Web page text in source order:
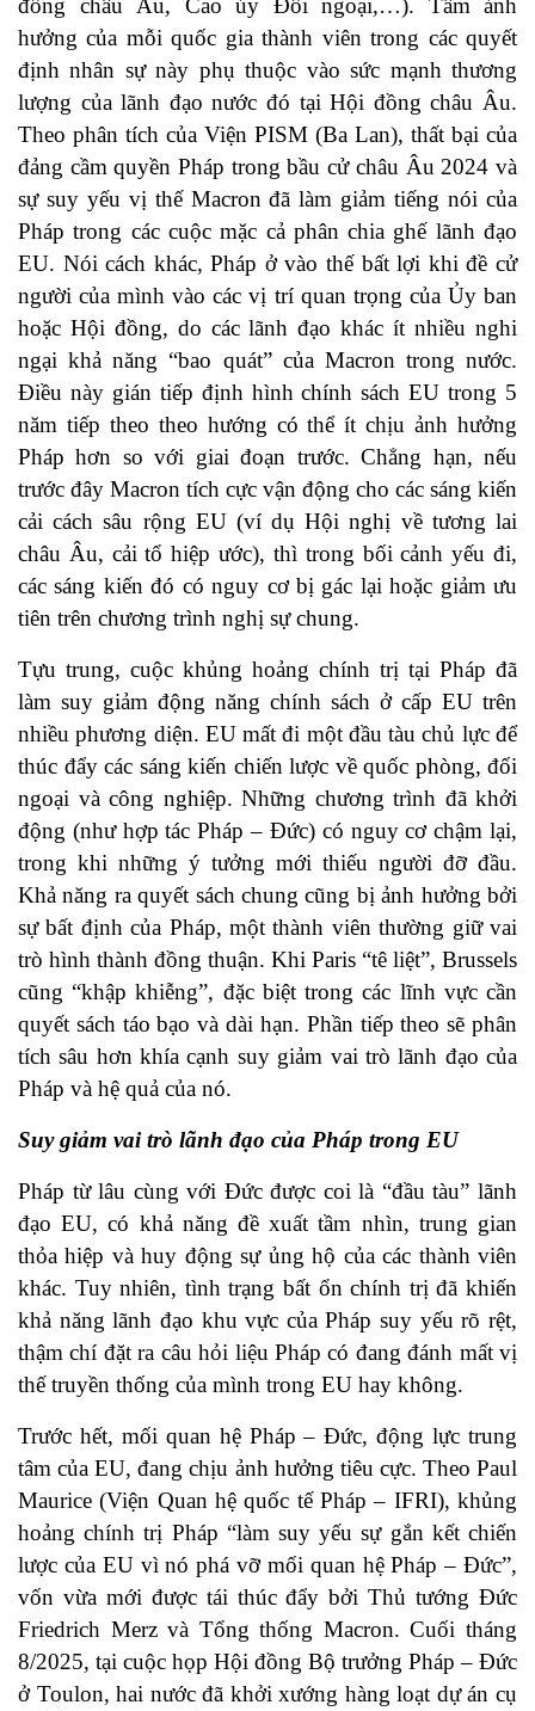
đồng châu Âu, Cao ủy Đối ngoại,…). Tầm ảnh
hưởng của mỗi quốc gia thành viên trong các quyết
định nhân sự này phụ thuộc vào sức mạnh thương
lượng của lãnh đạo nước đó tại Hội đồng châu Âu.
Theo phân tích của Viện PISM (Ba Lan), thất bại của
đảng cầm quyền Pháp trong bầu cử châu Âu 2024 và
sự suy yếu vị thế Macron đã làm giảm tiếng nói của
Pháp trong các cuộc mặc cả phân chia ghế lãnh đạo
EU. Nói cách khác, Pháp ở vào thế bất lợi khi đề cử
người của mình vào các vị trí quan trọng của Ủy ban
hoặc Hội đồng, do các lãnh đạo khác ít nhiều nghi
ngại khả năng “bao quát” của Macron trong nước.
Điều này gián tiếp định hình chính sách EU trong 5
năm tiếp theo theo hướng có thể ít chịu ảnh hưởng
Pháp hơn so với giai đoạn trước. Chẳng hạn, nếu
trước đây Macron tích cực vận động cho các sáng kiến
cải cách sâu rộng EU (ví dụ Hội nghị về tương lai
châu Âu, cải tổ hiệp ước), thì trong bối cảnh yếu đi,
các sáng kiến đó có nguy cơ bị gác lại hoặc giảm ưu
tiên trên chương trình nghị sự chung.
Tựu trung, cuộc khủng hoảng chính trị tại Pháp đã
làm suy giảm động năng chính sách ở cấp EU trên
nhiều phương diện. EU mất đi một đầu tàu chủ lực để
thúc đẩy các sáng kiến chiến lược về quốc phòng, đối
ngoại và công nghiệp. Những chương trình đã khởi
động (như hợp tác Pháp – Đức) có nguy cơ chậm lại,
trong khi những ý tưởng mới thiếu người đỡ đầu.
Khả năng ra quyết sách chung cũng bị ảnh hưởng bởi
sự bất định của Pháp, một thành viên thường giữ vai
trò hình thành đồng thuận. Khi Paris “tê liệt”, Brussels
cũng “khập khiễng”, đặc biệt trong các lĩnh vực cần
quyết sách táo bạo và dài hạn. Phần tiếp theo sẽ phân
tích sâu hơn khía cạnh suy giảm vai trò lãnh đạo của
Pháp và hệ quả của nó.
Suy giảm vai trò lãnh đạo của Pháp trong EU
Pháp từ lâu cùng với Đức được coi là “đầu tàu” lãnh
đạo EU, có khả năng đề xuất tầm nhìn, trung gian
thỏa hiệp và huy động sự ủng hộ của các thành viên
khác. Tuy nhiên, tình trạng bất ổn chính trị đã khiến
khả năng lãnh đạo khu vực của Pháp suy yếu rõ rệt,
thậm chí đặt ra câu hỏi liệu Pháp có đang đánh mất vị
thế truyền thống của mình trong EU hay không.
Trước hết, mối quan hệ Pháp – Đức, động lực trung
tâm của EU, đang chịu ảnh hưởng tiêu cực. Theo Paul
Maurice (Viện Quan hệ quốc tế Pháp – IFRI), khủng
hoảng chính trị Pháp “làm suy yếu sự gắn kết chiến
lược của EU vì nó phá vỡ mối quan hệ Pháp – Đức”,
vốn vừa mới được tái thúc đẩy bởi Thủ tướng Đức
Friedrich Merz và Tổng thống Macron. Cuối tháng
8/2025, tại cuộc họp Hội đồng Bộ trưởng Pháp – Đức
ở Toulon, hai nước đã khởi xướng hàng loạt dự án cụ